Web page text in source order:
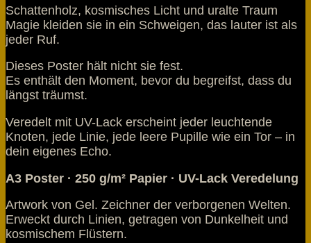
Schattenholz, kosmisches Licht und uralte Traum
Magie kleiden sie in ein Schweigen, das lauter ist als
jeder Ruf.
Dieses Poster hält nicht sie fest.
Es enthält den Moment, bevor du begreifst, dass du
längst träumst.
Veredelt mit UV-Lack erscheint jeder leuchtende
Knoten, jede Linie, jede leere Pupille wie ein Tor – in
dein eigenes Echo.
A3 Poster · 250 g/m² Papier · UV-Lack Veredelung
Artwork von Gel. Zeichner der verborgenen Welten.
Erweckt durch Linien, getragen von Dunkelheit und
kosmischem Flüstern.